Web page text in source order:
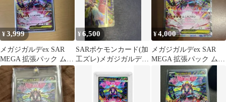
¥3,999
メガジガルデex SAR
MEGA 拡張パック ムニ
キスゼロ キラ 113/0…
¥6,500
SARポケモンカード(加
工ズレ)メガジガルデ
¥4,000
メガジガルデex SAR
MEGA 拡張パック ムニ
キスゼロ キラ 113/0…